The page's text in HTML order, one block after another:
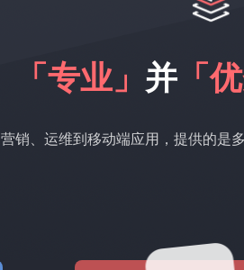
「专业」 并 「
销、运维到移动端应用，提供的是